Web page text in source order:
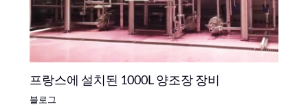
프랑스에 설치된 1000L 양조장 장비
블로그